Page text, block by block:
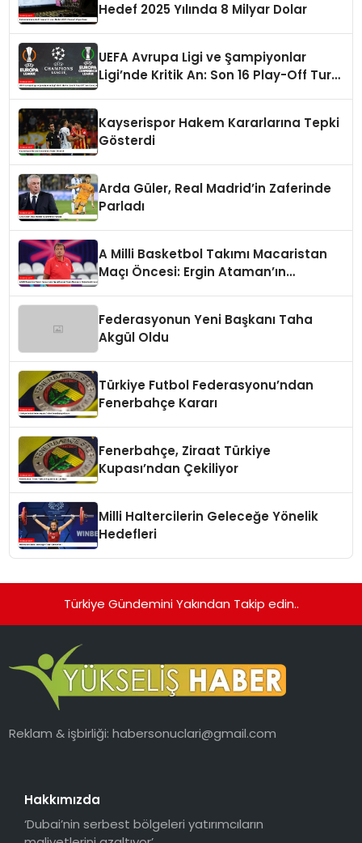
Hedef 2025 Yılında 8 Milyar Dolar
UEFA Avrupa Ligi ve Şampiyonlar
Ligi’nde Kritik An: Son 16 Play-Off Turu
Kayserispor Hakem Kararlarına Tepki
Gösterdi
Arda Güler, Real Madrid’in Zaferinde
Parladı
A Milli Basketbol Takımı Macaristan
Maçı Öncesi: Ergin Ataman’ın
Federasyonun Yeni Başkanı Taha
Akgül Oldu
Türkiye Futbol Federasyonu’ndan
Fenerbahçe Kararı
Fenerbahçe, Ziraat Türkiye
Kupası’ndan Çekiliyor
Milli Haltercilerin Geleceğe Yönelik
Hedefleri
Türkiye Gündemini Yakından Takip edin..
Reklam & işbirliği:habersonuclari@gmail.com
Hakkımızda
‘Dubai’nin serbest bölgeleri yatırımcıların